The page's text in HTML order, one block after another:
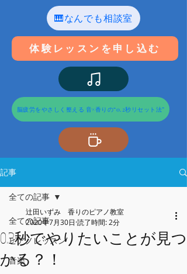
🎹なんでも相談室
体験レッスンを申し込む
脳疲労をやさしく整える 音×香りの“0.2秒リセット法”
記事
全ての記事
ピアノレッスン
音楽
全ての記事
0.3秒でやりたいことが見つ
かる？！
辻田いずみ 香りのピアノ教室
2020年7月30日 読了時間: 2分